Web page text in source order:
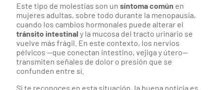
Este tipo de molestias son un síntoma común en
mujeres adultas, sobre todo durante la menopausia,
cuando los cambios hormonales puede alterar el
tránsito intestinal y la mucosa del tracto urinario se
vuelve más frágil. En este contexto, los nervios
pélvicos —que conectan intestino, vejiga y útero—
transmiten señales de dolor o presión que se
confunden entre sí.
Si te reconoces en esta situación, la buena noticia es